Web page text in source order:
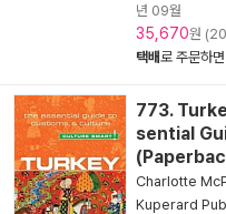
년 09월
35,670원
택배로 주문하면
773.
sential
Charlotte
Kuperard Pub